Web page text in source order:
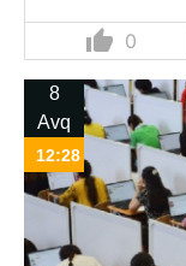
thumb_up 0
8
Avq
12:28